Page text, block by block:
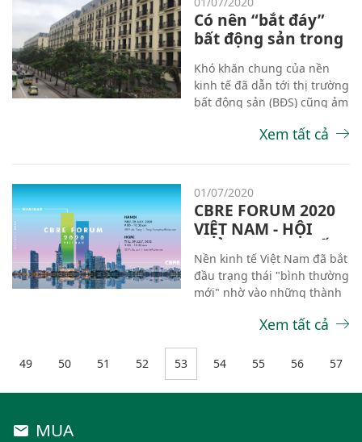
Có nên “bắt đáy”
bất động sản trong
Khó khăn chung của nền
kinh tế đã dẫn tới thị trường
bất động sản (BĐS) cũng ảm
nhưng sản phẩm bán ra
đầu tư còn chần chừ chưa
biết khi nào thị trường là
“đáy”.
Xem tất cả
01/07/2020
CBRE FORUM 2020
VIỆT NAM - HỘI
THẢO TRỰC TUYẾN
Nền kinh tế Việt Nam đã bắt
đầu trạng thái "bình thường
mới" nhờ vào những thành
chống dịch Covid-19, tuy
động sản vẫn đang phải đối
mặt với những ảnh hưởng
tiêu cực từ đại dịch này.
Xem tất cả
49 50 51 52 53 54 55 56 57
MUA